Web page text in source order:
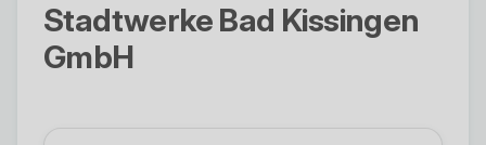
Stadtwerke Bad Kissingen
GmbH